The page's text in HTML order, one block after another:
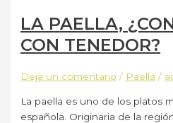
LA PAELLA,
CON TENEDOR?
Deja un comentario / Paella /
La paella es uno de los platos
española. Originaria de la